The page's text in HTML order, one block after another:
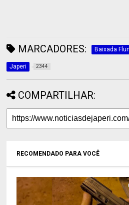
MARCADORES: Baixada
Japeri 2344
COMPARTILHAR:
RECOMENDADO PARA VOCÊ